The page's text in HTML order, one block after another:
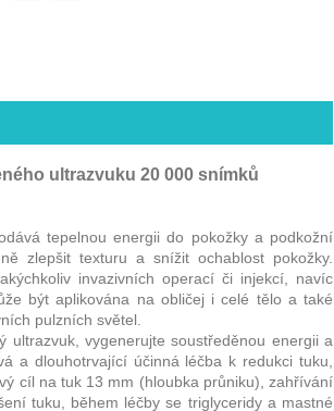
ultrazvuku 20 000 snímků
tepelnou energii do pokožky a podkožní
zlepšit texturu a snížit ochablost pokožky.
invazivních operací či injekcí, navíc
být aplikována na obličej i celé tělo a také
pulzních světel.
ultrazvuk, vygenerujte soustředěnou energii a
a dlouhotrvající účinná léčba k redukci tuku,
cíl na tuk 13 mm (hloubka průniku), zahřívání
tuku, během léčby se triglyceridy a mastné